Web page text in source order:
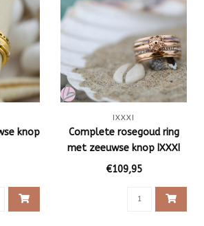
knop
IXXXI
Complete rosegoud ring
met zeeuwse knop IXXXI
€109,95